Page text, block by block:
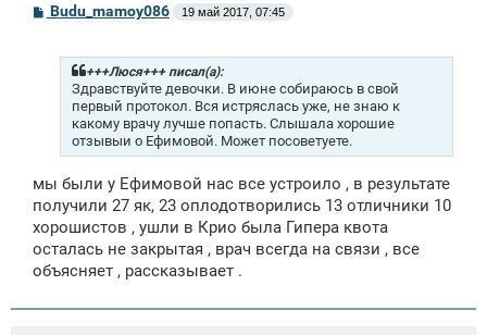
СBudu_mamoy086 19 май 2017, 07:45
+++Люся+++ писал(а):
Здравствуйте девочки. В июне собираюсь в свой
первый протокол. Вся истряслась уже, не знаю к
какому врачу лучше попасть. Слышала хорошие
отзывыи о Ефимовой. Может посоветуете.
мы были у Ефимовой нас все устроило , в результате
получили 27 як, 23 оплодотворились 13 отличники 10
хорошистов , ушли в Крио была Гипера квота
осталась не закрытая , врач всегда на связи , все
объясняет , рассказывает .